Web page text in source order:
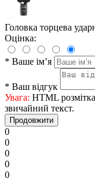
Головка торцева
Оцінка:
* Ваше ім’я
* Ваш відгук
Увага: HTML
звичайний текст.
Продовжити
0
0
0
0
0